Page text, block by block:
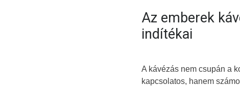
Az emberek
indítékai
A kávézás nem csupán a
kapcsolatos, hanem